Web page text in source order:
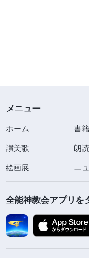
メニュー
ホーム 書籍
讃美歌
朗読
絵画展
ニ
全能神教会アプリを